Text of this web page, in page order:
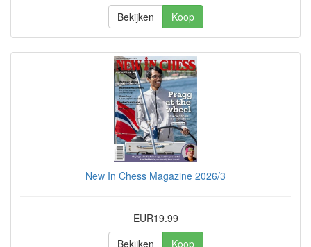
Bekijken
Koop
New In Chess Magazine 2026/3
EUR19.99
Bekijken
Koop